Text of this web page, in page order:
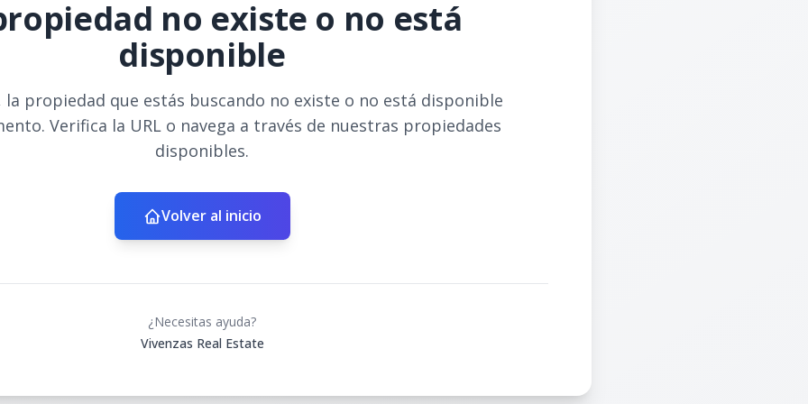
no existe o no está
disponible
propiedad que estás buscando no existe o no está disponible
Verifica la URL o navega a través de nuestras propiedades
disponibles.
Volver al inicio
¿Necesitas ayuda?
Vivenzas Real Estate